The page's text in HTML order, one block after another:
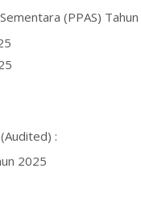
(PPAS)
:
2025